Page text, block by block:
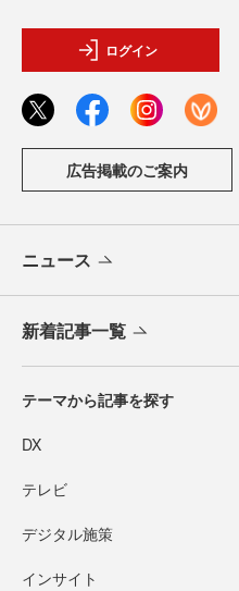
ログイン
広告掲載のご案内
ニュース
新着記事一覧
テーマから記事を探す
DX
テレビ
デジタル施策
インサイト